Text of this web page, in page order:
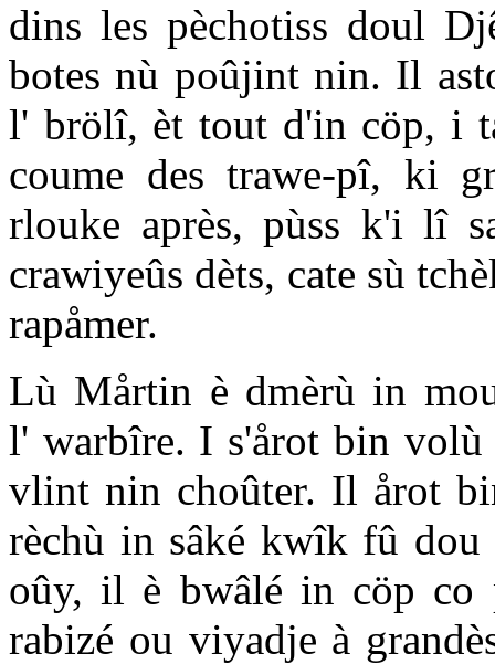
dins les pèchotiss doul
botes nù poûjint nin. Il
l' brölî, èt tout d'in cöp, i
coume des trawe-pî, ki
rlouke après, pùss k'i lî
crawiyeûs dèts, cate sù
rapåmer.
Lù Mårtin è dmèrù in
l' warbîre. I s'årot bin volù
vlint nin choûter. Il årot
rèchù in sâké kwîk fû
oûy, il è bwâlé in cöp
rabizé ou viyadje à